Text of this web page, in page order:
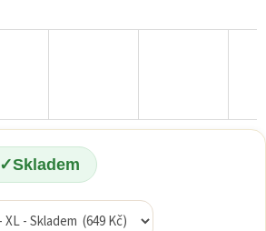
Skladem